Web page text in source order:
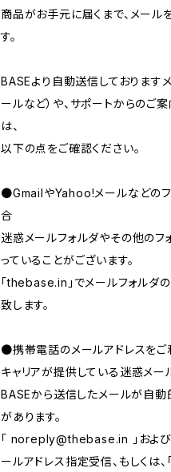
商品がお手元に届くまで、メール
す。
BASEより自動送信しております
ールなど）や、サポートからのご
は、
以下の点をご確認ください。
●GmailやYahoo!メールなどのフ
合
迷惑メールフォルダやその他の
っていることがございます。
「thebase.in」でメールフォルダ
致します。
●携帯電話のメールアドレスをご
キャリアが提供している迷惑メー
BASEから送信したメールが自
があります。
「 noreply@thebase.in 」および
ールアドレス指定受信、もしくは